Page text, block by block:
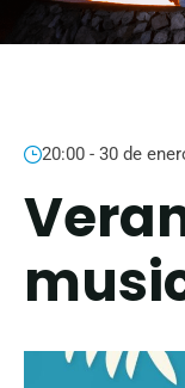
20:00 - 30 de